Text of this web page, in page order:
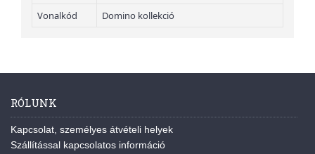
Vonalkód Domino kollekció
RÓLUNK
Kapcsolat, személyes átvételi helyek
Szállítással kapcsolatos információ